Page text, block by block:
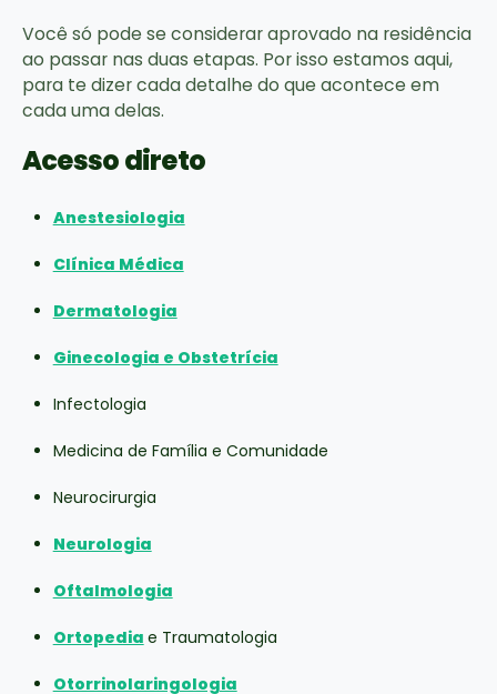
Você só pode se considerar aprovado na residência
ao passar nas duas etapas. Por isso estamos aqui,
para te dizer cada detalhe do que acontece em
cada uma delas.
Acesso direto
Anestesiologia
Clínica Médica
Dermatologia
Ginecologia e Obstetrícia
Infectologia
Medicina de Família e Comunidade
Neurocirurgia
Neurologia
Oftalmologia
Ortopedia e Traumatologia
Otorrinolaringologia